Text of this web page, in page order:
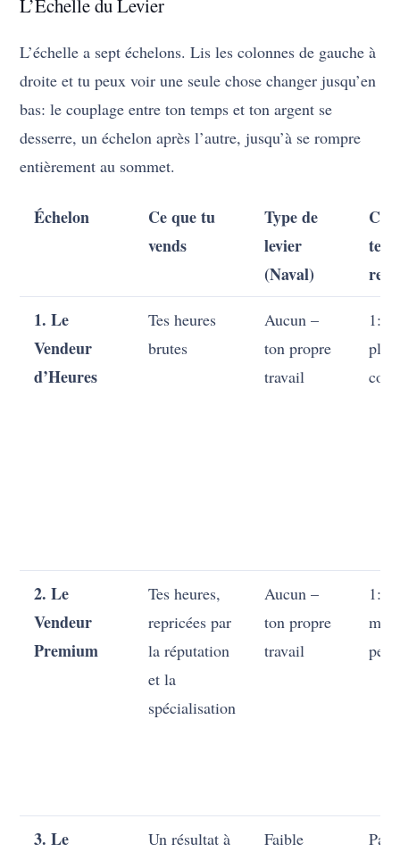
L’Échelle du Levier
L’échelle a sept échelons. Lis les colonnes de gauche à
droite et tu peux voir une seule chose changer jusqu’en
bas: le couplage entre ton temps et ton argent se
desserre, un échelon après l’autre, jusqu’à se rompre
entièrement au sommet.
Échelon
Ce que tu
vends
Type de
levier
(Naval)
1. Le
Vendeur
d’Heures
Tes heures
brutes
Aucun –
ton propre
travail
1:1,
2. Le
Vendeur
Premium
Tes heures,
repricées par
la réputation
et la
spécialisation
Aucun –
ton propre
travail
1:1,
3. Le
Un résultat à
Faible